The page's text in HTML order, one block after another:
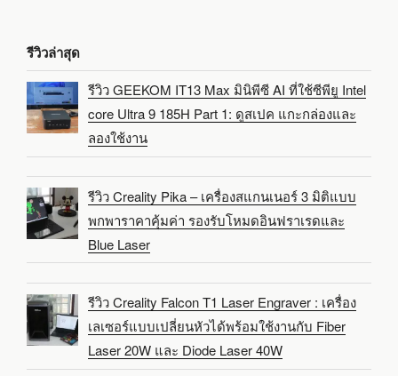
รีวิวล่าสุด
รีวิว GEEKOM IT13 Max มินิพีซี AI ที่ใช้ซีพียู Intel
core Ultra 9 185H Part 1: ดูสเปค แกะกล่องและ
ลองใช้งาน
รีวิว Creality Pika – เครื่องสแกนเนอร์ 3 มิติแบบ
พกพาราคาคุ้มค่า รองรับโหมดอินฟราเรดและ
Blue Laser
รีวิว Creality Falcon T1 Laser Engraver : เครื่อง
เลเซอร์แบบเปลี่ยนหัวได้พร้อมใช้งานกับ Fiber
Laser 20W และ Diode Laser 40W